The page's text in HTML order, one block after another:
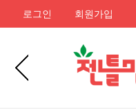
로그인 회원가입